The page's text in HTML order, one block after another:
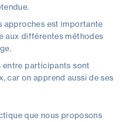
approches est importante
aux différentes méthodes
entre participants sont
car on apprend aussi de ses
que nous proposons